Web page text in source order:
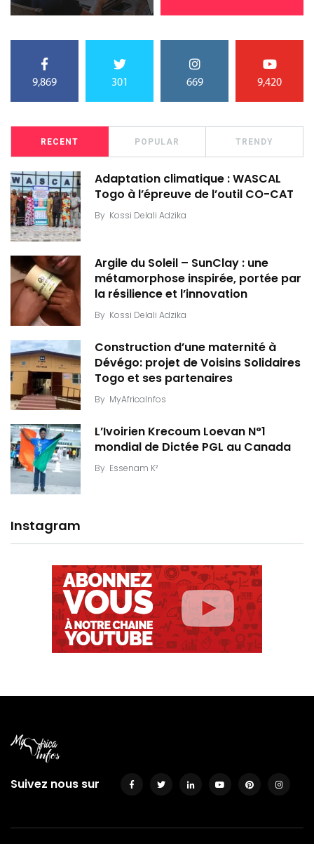
9,869 301 669 9,420
RECENT POPULAR TRENDY
Adaptation climatique : WASCAL
Togo à l’épreuve de l’outil CO-CAT
By Kossi Delali Adzika
Argile du Soleil – SunClay : une
métamorphose inspirée, portée par
la résilience et l’innovation
By Kossi Delali Adzika
Construction d’une maternité à
Dévégo: projet de Voisins Solidaires
Togo et ses partenaires
By MyAfricaInfos
L’Ivoirien Krecoum Loevan N°1
mondial de Dictée PGL au Canada
By Essenam K²
Instagram
Suivez nous sur